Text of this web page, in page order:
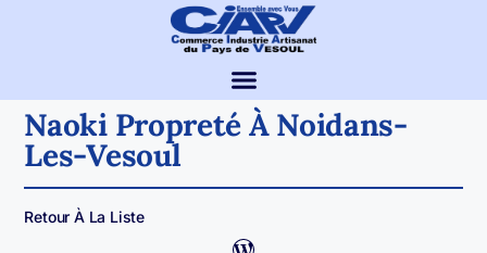
Naoki Propreté À Noidans-
Les-Vesoul
Retour À La Liste